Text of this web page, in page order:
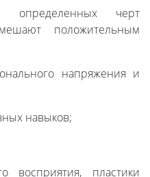
определенных черт
положительным
напряжения и
навыков;
восприятия, пластики